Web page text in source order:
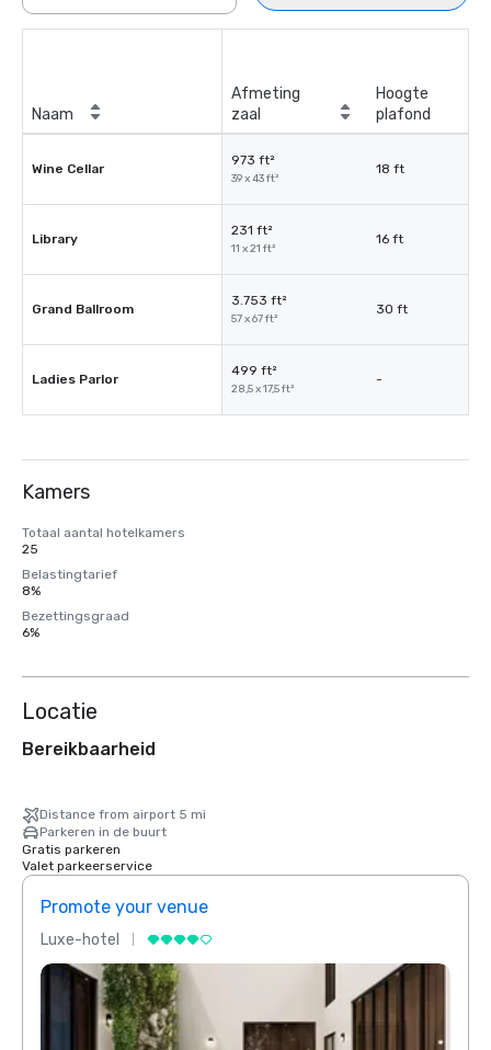
Naam
Afmeting
zaal
Hoogte
plafond
Wine Cellar
973 ft²
39 x 43 ft²
18 ft
Library
231 ft²
11 x 21 ft²
16 ft
Grand Ballroom
3.753 ft²
57 x 67 ft²
30 ft
Ladies Parlor
499 ft²
28,5 x 17,5 ft²
-
Kamers
Totaal aantal hotelkamers
25
Belastingtarief
8%
Bezettingsgraad
6%
Locatie
Bereikbaarheid
Distance from airport 5 mi
Parkeren in de buurt
Gratis parkeren
Valet parkeerservice
Promote your venue
Luxe-hotel